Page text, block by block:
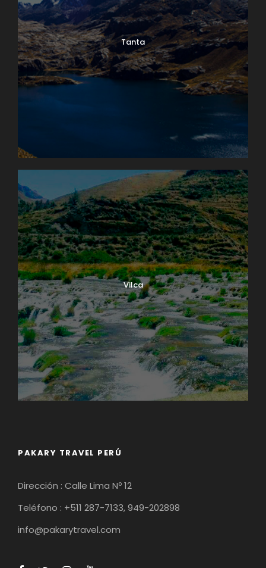
Tanta
Vilca
PAKARY TRAVEL PERÚ
Dirección : Calle Lima Nº 12
Teléfono : +511 287-7133, 949-202898
info@pakarytravel.com